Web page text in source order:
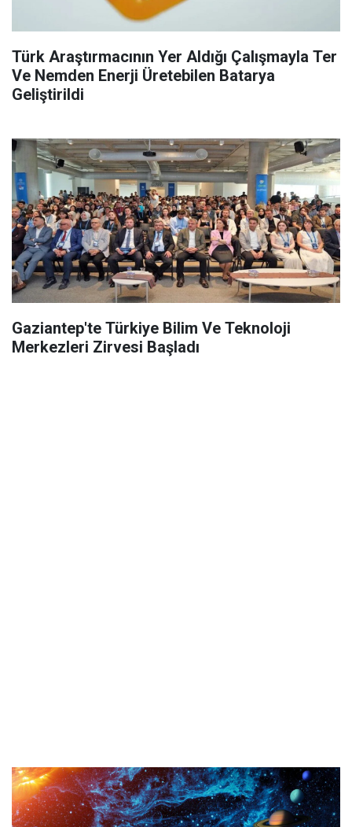
Türk Araştırmacının Yer Aldığı Çalışmayla Ter
Ve Nemden Enerji Üretebilen Batarya
Geliştirildi
Gaziantep'te Türkiye Bilim Ve Teknoloji
Merkezleri Zirvesi Başladı